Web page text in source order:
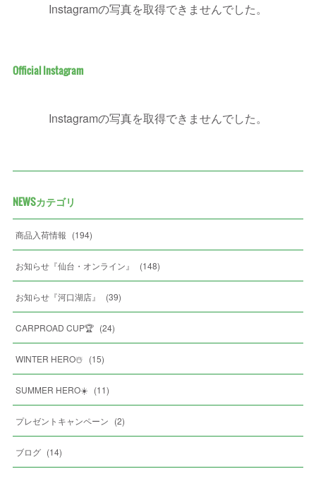
Instagramの写真を取得できませんでした。
Official Instagram
Instagramの写真を取得できませんでした。
NEWSカテゴリ
商品入荷情報 (194)
お知らせ『仙台・オンライン』 (148)
お知らせ『河口湖店』 (39)
CARPROAD CUP🏆 (24)
WINTER HERO☃️ (15)
SUMMER HERO☀️ (11)
プレゼントキャンペーン (2)
ブログ (14)